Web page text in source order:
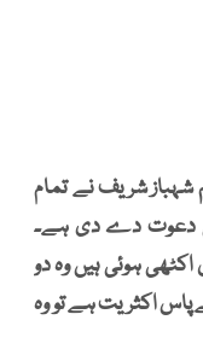
شریف نے تمام
دعوت دے دی ہے۔
ہوئی ہیں وہ دو
پاس اکثریت ہے تو وہ